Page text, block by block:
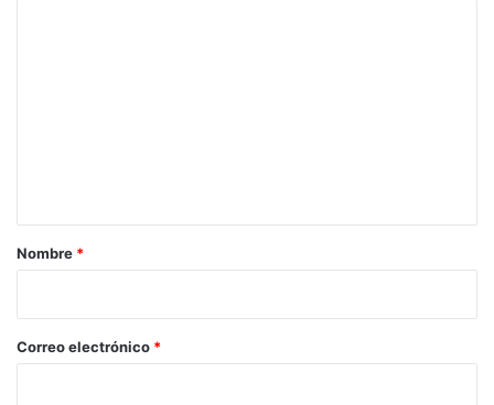
r
*
Nombre *
Correo electrónico *